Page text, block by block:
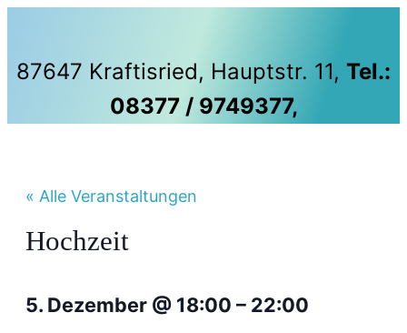
87647 Kraftisried, Hauptstr. 11, Tel.:
08377 / 9749377,
« Alle Veranstaltungen
Hochzeit
5. Dezember @ 18:00 – 22:00